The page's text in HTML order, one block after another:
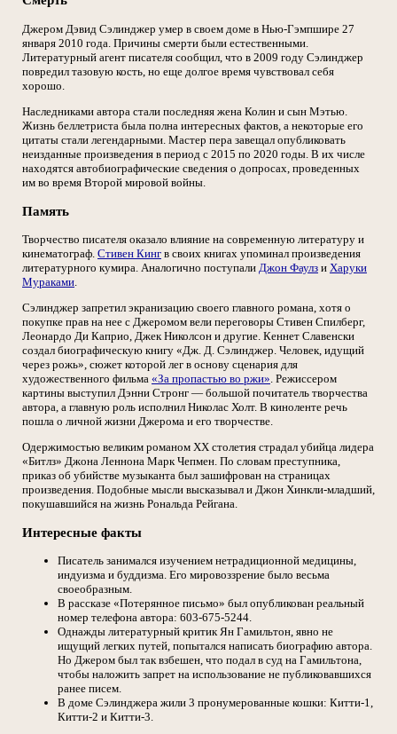
Джером Дэвид Сэлинджер умер в своем доме в Нью-Гэмпшире 27
января 2010 года. Причины смерти были естественными.
Литературный агент писателя сообщил, что в 2009 году Сэлинджер
повредил тазовую кость, но еще долгое время чувствовал себя
хорошо.
Наследниками автора стали последняя жена Колин и сын Мэтью.
Жизнь беллетриста была полна интересных фактов, а некоторые его
цитаты стали легендарными. Мастер пера завещал опубликовать
неизданные произведения в период с 2015 по 2020 годы. В их числе
находятся автобиографические сведения о допросах, проведенных
им во время Второй мировой войны.
Память
Творчество писателя оказало влияние на современную литературу и
кинематограф. Стивен Кинг в своих книгах упоминал произведения
литературного кумира. Аналогично поступали Джон Фаулз и Харуки
Мураками.
Сэлинджер запретил экранизацию своего главного романа, хотя о
покупке прав на нее с Джеромом вели переговоры Стивен Спилберг,
Леонардо Ди Каприо, Джек Николсон и другие. Кеннет Славенски
создал биографическую книгу «Дж. Д. Сэлинджер. Человек, идущий
через рожь», сюжет которой лег в основу сценария для
художественного фильма «За пропастью во ржи». Режиссером
картины выступил Дэнни Стронг — большой почитатель творчества
автора, а главную роль исполнил Николас Холт. В киноленте речь
пошла о личной жизни Джерома и его творчестве.
Одержимостью великим романом XX столетия страдал убийца лидера
«Битлз» Джона Леннона Марк Чепмен. По словам преступника,
приказ об убийстве музыканта был зашифрован на страницах
произведения. Подобные мысли высказывал и Джон Хинкли-младший,
покушавшийся на жизнь Рональда Рейгана.
Интересные факты
Писатель занимался изучением нетрадиционной медицины,
индуизма и буддизма. Его мировоззрение было весьма
своеобразным.
В рассказе «Потерянное письмо» был опубликован реальный
номер телефона автора: 603-675-5244.
Однажды литературный критик Ян Гамильтон, явно не
ищущий легких путей, попытался написать биографию автора.
Но Джером был так взбешен, что подал в суд на Гамильтона,
чтобы наложить запрет на использование не публиковавшихся
ранее писем.
В доме Сэлинджера жили 3 пронумерованные кошки: Китти-1,
Китти-2 и Китти-3.